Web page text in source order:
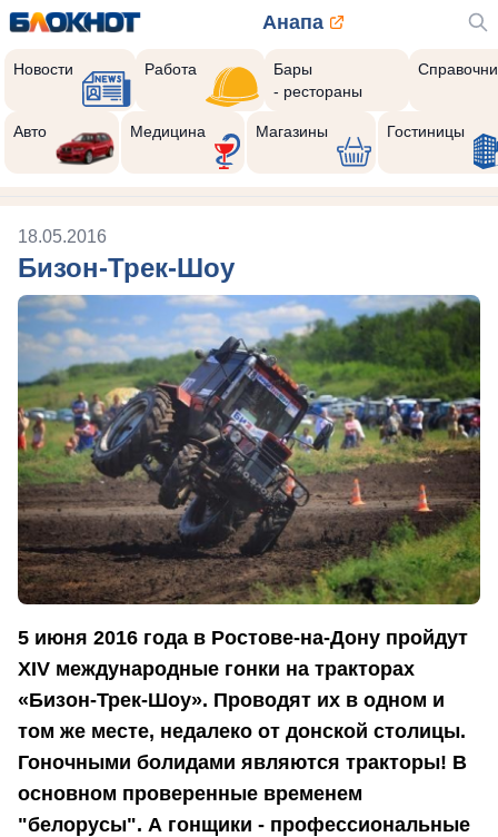
Анапа
Новости Работа
Бары
- рестораны
Авто Медицина Магазины Гостиницы
18.05.2016
Бизон-Трек-Шоу
5 июня 2016 года в Ростове-на-Дону пройдут
XIV международные гонки на тракторах
«Бизон-Трек-Шоу». Проводят их в одном и
том же месте, недалеко от донской столицы.
Гоночными болидами являются тракторы! В
основном проверенные временем
"белорусы". А гонщики - профессиональные